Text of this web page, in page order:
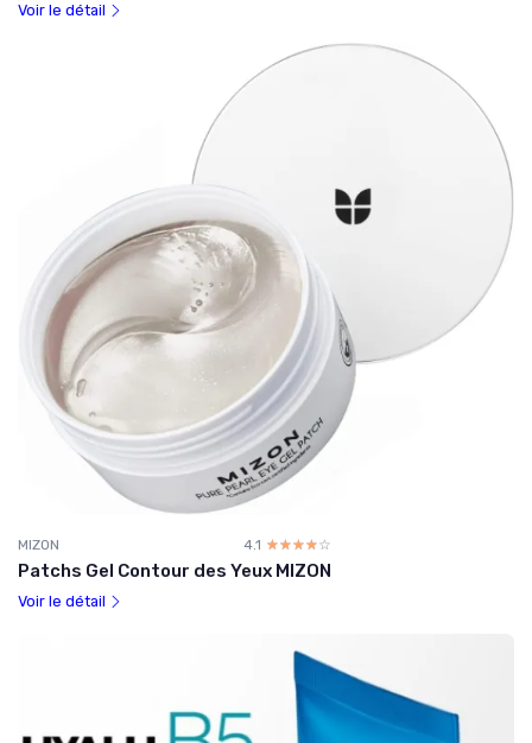
Voir le détail
MIZON 4.1 ☆☆☆☆☆
★★★★★
Patchs Gel Contour des Yeux MIZON
Voir le détail